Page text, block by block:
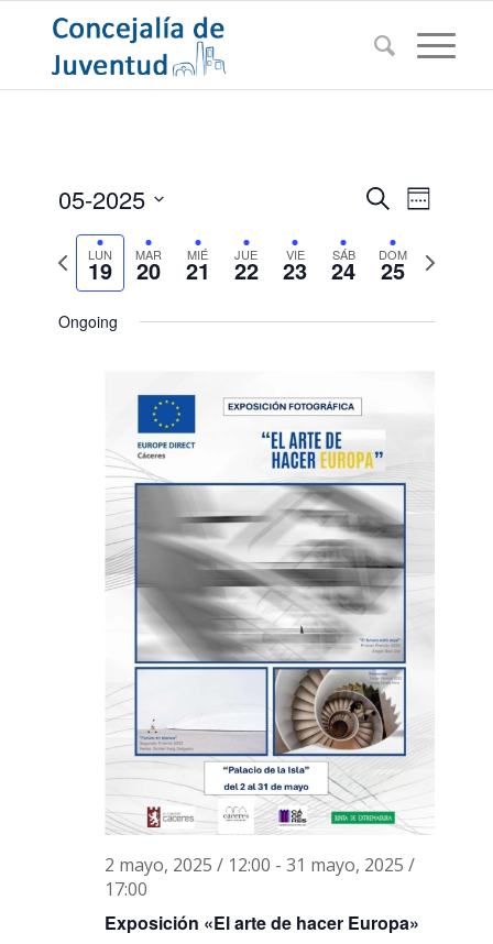
de
vistas
Eventos
Buscar
de
de
Semana
05-2025
Seleccionar
fecha.
Semana
anterior
LUN
19 MAR
20 MIÉ
21 JUE
22 VIE
23 SÁB
24 DOM
25
Semana
Ongoing
2 mayo, 2025 / 12:00 -31 mayo, 2025 /
17:00
Exposición «El arte de hacer Europa»